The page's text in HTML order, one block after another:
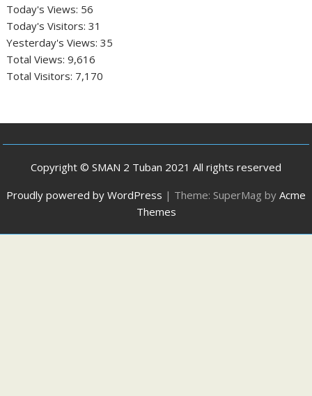
Today's Views: 56
Today's Visitors:31
Yesterday's Views:35
Total Views:9,616
Total Visitors: 7,170
Copyright © SMAN 2 Tuban 2021 All rights reserved
Proudly powered by WordPress | Theme: SuperMag by Acme
Themes